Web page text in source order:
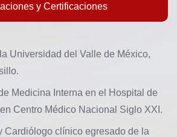
y Certificaciones
Universidad del Valle de México,
Medicina Interna en el Hospital de
Centro Médico Nacional Siglo XXI.
Cardiólogo clínico egresado de la